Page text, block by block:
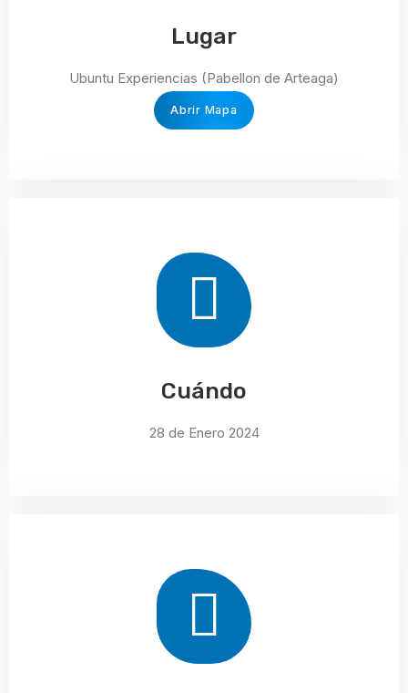
Lugar
Ubuntu Experiencias (Pabellon de Arteaga)
Abrir Mapa
Cuándo
28 de Enero 2024